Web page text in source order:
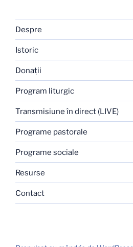
Despre
Istoric
Donaţii
Program liturgic
Transmisiune în direct (LIVE)
Programe pastorale
Programe sociale
Resurse
Contact